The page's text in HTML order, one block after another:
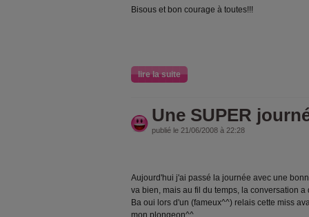
Bisous et bon courage à toutes!!!
lire la suite
Une SUPER
publié le 21/06/2008 à 22:28
Aujourd'hui j'ai passé la journée avec une
va bien, mais au fil du temps, la conversation
Ba oui lors d'un (fameux^^) relais cette miss
mon plongeon^^.